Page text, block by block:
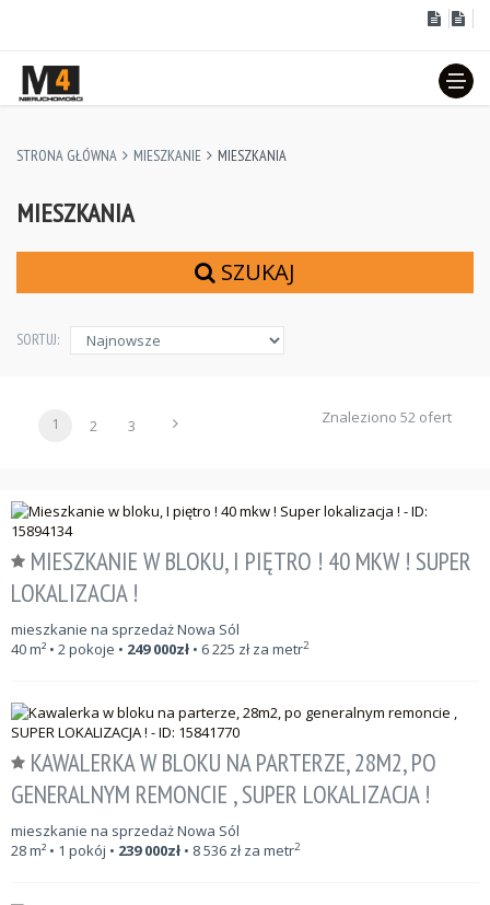
STRONA GŁÓWNA MIESZKANIE MIESZKANIA
MIESZKANIA
SZUKAJ
SORTUJ:
1 2 3 Znaleziono 52 ofert
MIESZKANIE W BLOKU, I PIĘTRO ! 40 MKW ! SUPER
LOKALIZACJA !
mieszkanie na sprzedaż Nowa Sól
40m² • 2 pokoje • 249 000zł • 6 225 zł za metr2
KAWALERKA W BLOKU NA PARTERZE, 28M2, PO
GENERALNYM REMONCIE , SUPER LOKALIZACJA !
mieszkanie na sprzedaż Nowa Sól
28m² • 1 pokój • 239 000zł • 8 536 zł za metr2